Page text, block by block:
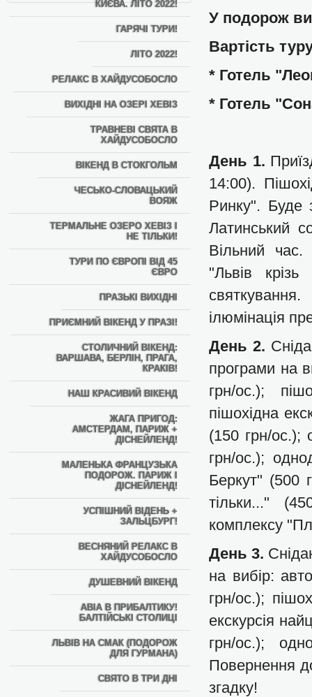
КИЄВА. ЛІТО 2022!
ГАРЯЧІ ТУРИ!
ЛІТО 2022!
РЕЛАКС В ХАЙДУСОБОСЛО
ВИХІДНІ НА ОЗЕРІ ХЕВІЗ
ТРАВНЕВІ СВЯТА В
ХАЙДУСОБОСЛО
ВІКЕНД В СТОКГОЛЬМ
ЧЕСЬКО-СЛОВАЦЬКИЙ
ВОЯЖ
ТЕРМАЛЬНЕ ОЗЕРО ХЕВІЗ І
НЕ ТІЛЬКИ!
ТУРИ ПО ЄВРОПІ ВІД 45
ЄВРО
ПРАЗЬКІ ВИХІДНІ
ПРИЄМНИЙ ВІКЕНД У ПРАЗІ!
СТОЛИЧНИЙ ВІКЕНД:
ВАРШАВА, БЕРЛІН, ПРАГА,
КРАКІВ!
НАШ КРАСИВИЙ ВІКЕНД
ЖАГА ПРИГОД:
АМСТЕРДАМ, ПАРИЖ +
ДІСНЕЙЛЕНД!
МАЛЕНЬКА ФРАНЦУЗЬКА
ПОДОРОЖ. ПАРИЖ І
ДІСНЕЙЛЕНД!
УСПІШНИЙ ВІДЕНЬ +
ЗАЛЬЦБУРГ!
ВЕСНЯНИЙ РЕЛАКС В
ХАЙДУСОБОСЛО
ДУШЕВНИЙ ВІКЕНД
АВІА В ПРИБАЛТИКУ!
БАЛТІЙСЬКІ СТОЛИЦІ
ЛЬВІВ НА СМАК (ПОДОРОЖ
ДЛЯ ГУРМАНА)
СВЯТО В ТРИ ДНІ
У подорож
Вартість
* Готель
* Готель
День 1.
14:00).
Ринку". Буде
Латинський
Вільний час.
"Львів
ілюмінація
День 2.
програми на
грн/ос.);
пішохідна
(150 грн/ос.);
грн/ос.);
Беркут" (500
тільки..."
комплексу
День 3.
на вибір:
грн/ос.);
екскурсія
грн/ос.);
Повернення
згадку!